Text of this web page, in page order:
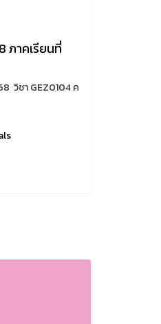
ภาคเรียนที่
วิชา GEZ0104 ค